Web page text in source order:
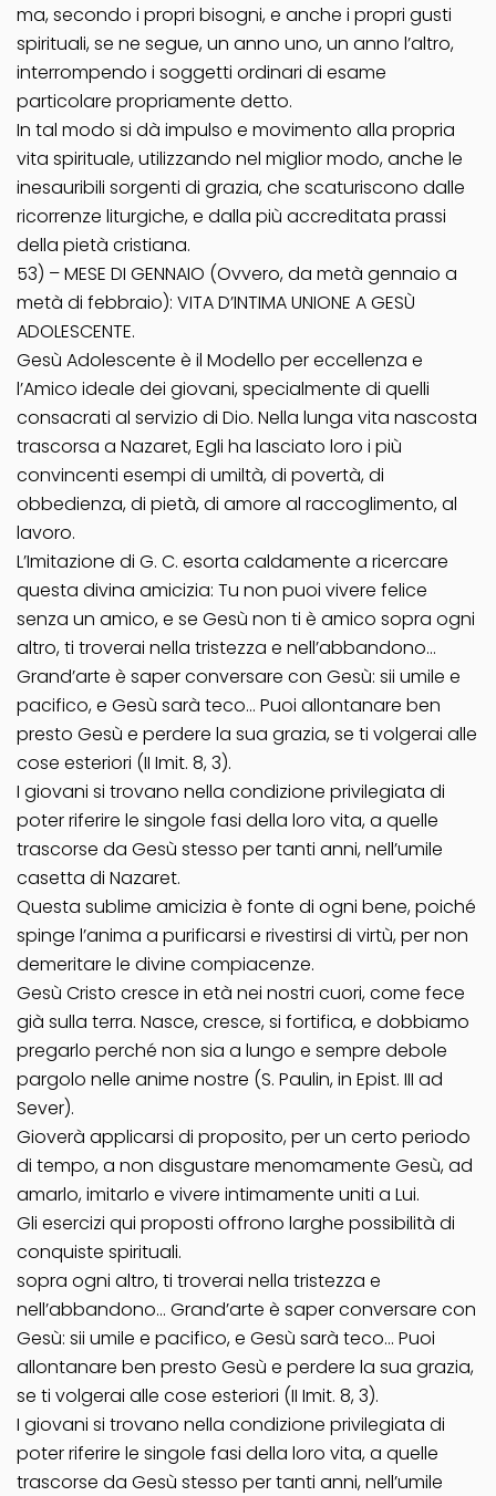
ma, secondo i propri bisogni, e anche i propri gusti
spirituali, se ne segue, un anno uno, un anno l’altro,
interrompendo i soggetti ordinari di esame
particolare propriamente detto.
In tal modo si dà impulso e movimento alla propria
vita spirituale, utilizzando nel miglior modo, anche le
inesauribili sorgenti di grazia, che scaturiscono dalle
ricorrenze liturgiche, e dalla più accreditata prassi
della pietà cristiana.
53) – MESE DI GENNAIO (Ovvero, da metà gennaio a
metà di febbraio): VITA D’INTIMA UNIONE A GESÙ
ADOLESCENTE.
Gesù Adolescente è il Modello per eccellenza e
l’Amico ideale dei giovani, specialmente di quelli
consacrati al servizio di Dio. Nella lunga vita nascosta
trascorsa a Nazaret, Egli ha lasciato loro i più
convincenti esempi di umiltà, di povertà, di
obbedienza, di pietà, di amore al raccoglimento, al
lavoro.
L’Imitazione di G. C. esorta caldamente a ricercare
questa divina amicizia: Tu non puoi vivere felice
senza un amico, e se Gesù non ti è amico sopra ogni
altro, ti troverai nella tristezza e nell’abbandono…
Grand’arte è saper conversare con Gesù: sii umile e
pacifico, e Gesù sarà teco… Puoi allontanare ben
presto Gesù e perdere la sua grazia, se ti volgerai alle
cose esteriori (II Imit. 8, 3).
I giovani si trovano nella condizione privilegiata di
poter riferire le singole fasi della loro vita, a quelle
trascorse da Gesù stesso per tanti anni, nell’umile
casetta di Nazaret.
Questa sublime amicizia è fonte di ogni bene, poiché
spinge l’anima a purificarsi e rivestirsi di virtù, per non
demeritare le divine compiacenze.
Gesù Cristo cresce in età nei nostri cuori, come fece
già sulla terra. Nasce, cresce, si fortifica, e dobbiamo
pregarlo perché non sia a lungo e sempre debole
pargolo nelle anime nostre (S. Paulin, in Epist. III ad
Sever).
Gioverà applicarsi di proposito, per un certo periodo
di tempo, a non disgustare menomamente Gesù, ad
amarlo, imitarlo e vivere intimamente uniti a Lui.
Gli esercizi qui proposti offrono larghe possibilità di
conquiste spirituali.
sopra ogni altro, ti troverai nella tristezza e
nell’abbandono… Grand’arte è saper conversare con
Gesù: sii umile e pacifico, e Gesù sarà teco… Puoi
allontanare ben presto Gesù e perdere la sua grazia,
se ti volgerai alle cose esteriori (II Imit. 8, 3).
I giovani si trovano nella condizione privilegiata di
poter riferire le singole fasi della loro vita, a quelle
trascorse da Gesù stesso per tanti anni, nell’umile